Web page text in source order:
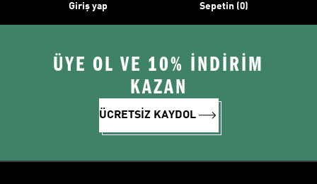
Giriş yap Sepetin (0)
ÜYE OL VE 10% İNDİRİM
KAZAN
ÜCRETSİZ KAYDOL